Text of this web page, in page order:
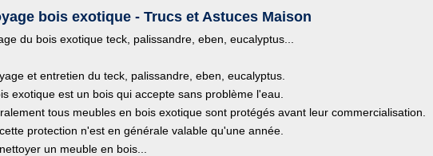
bois exotique - Trucs et Astuces Maison
du bois exotique teck, palissandre, eben, eucalyptus...
et entretien du teck, palissandre, eben, eucalyptus.
exotique est un bois qui accepte sans problème l'eau.
tous meubles en bois exotique sont protégés avant leur commercialisation.
protection n'est en générale valable qu'une année.
un meuble en bois...